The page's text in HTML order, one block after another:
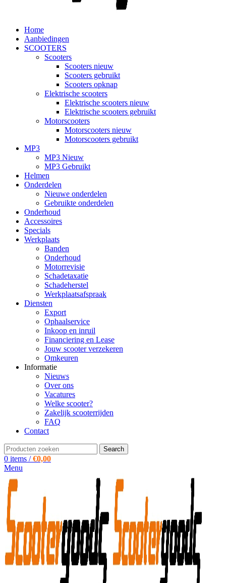
Home
Aanbiedingen
SCOOTERS
Scooters
Scooters nieuw
Scooters gebruikt
Scooters opknap
Elektrische scooters
Elektrische scooters nieuw
Elektrische scooters gebruikt
Motorscooters
Motorscooters nieuw
Motorscooters gebruikt
MP3
MP3 Nieuw
MP3 Gebruikt
Helmen
Onderdelen
Nieuwe onderdelen
Gebruikte onderdelen
Onderhoud
Accessoires
Specials
Werkplaats
Banden
Onderhoud
Motorrevisie
Schadetaxatie
Schadeherstel
Werkplaatsafspraak
Diensten
Export
Ophaalservice
Inkoop en inruil
Financiering en Lease
Jouw scooter verzekeren
Omkeuren
Informatie
Nieuws
Over ons
Vacatures
Welke scooter?
Zakelijk scooterrijden
FAQ
Contact
Search
0 items / €0,00
Menu